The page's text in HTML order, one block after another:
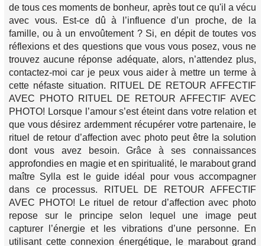
de tous ces moments de bonheur, après tout ce qu'il a vécu
avec vous. Est-ce dû à l’influence d’un proche, de la
famille, ou à un envoûtement ? Si, en dépit de toutes vos
réflexions et des questions que vous vous posez, vous ne
trouvez aucune réponse adéquate, alors, n’attendez plus,
contactez-moi car je peux vous aider à mettre un terme à
cette néfaste situation. RITUEL DE RETOUR AFFECTIF
AVEC PHOTO RITUEL DE RETOUR AFFECTIF AVEC
PHOTO! Lorsque l’amour s’est éteint dans votre relation et
que vous désirez ardemment récupérer votre partenaire, le
rituel de retour d’affection avec photo peut être la solution
dont vous avez besoin. Grâce à ses connaissances
approfondies en magie et en spiritualité, le marabout grand
maître Sylla est le guide idéal pour vous accompagner
dans ce processus. RITUEL DE RETOUR AFFECTIF
AVEC PHOTO! Le rituel de retour d’affection avec photo
repose sur le principe selon lequel une image peut
capturer l’énergie et les vibrations d’une personne. En
utilisant cette connexion énergétique, le marabout grand